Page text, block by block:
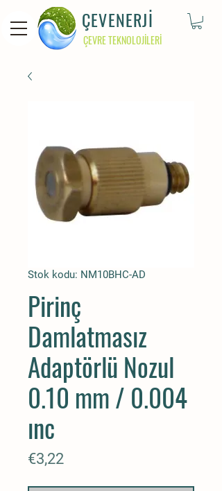
ÇEVENERJİ
ÇEVRE TEKNOLOJİLERİ
Stok kodu: NM10BHC-AD
Pirinç
Damlatmasız
Adaptörlü Nozul
0.10 mm / 0.004
ınc
€3,22